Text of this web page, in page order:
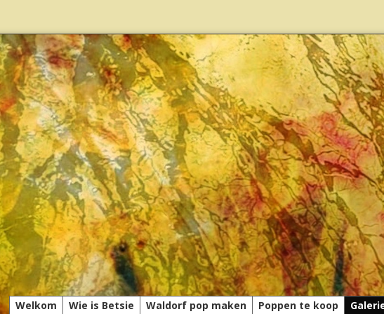
Welkom Wie is Betsie Waldorf pop maken Poppen te koop